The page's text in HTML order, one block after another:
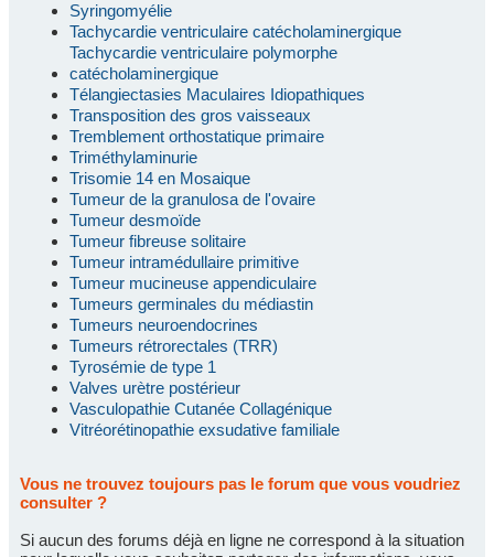
Syringomyélie
Tachycardie ventriculaire catécholaminergique
Tachycardie ventriculaire polymorphe
catécholaminergique
Télangiectasies Maculaires Idiopathiques
Transposition des gros vaisseaux
Tremblement orthostatique primaire
Triméthylaminurie
Trisomie 14 en Mosaique
Tumeur de la granulosa de l'ovaire
Tumeur desmoïde
Tumeur fibreuse solitaire
Tumeur intramédullaire primitive
Tumeur mucineuse appendiculaire
Tumeurs germinales du médiastin
Tumeurs neuroendocrines
Tumeurs rétrorectales (TRR)
Tyrosémie de type 1
Valves urètre postérieur
Vasculopathie Cutanée Collagénique
Vitréorétinopathie exsudative familiale
Vous ne trouvez toujours pas le forum que vous voudriez
consulter ?
Si aucun des forums déjà en ligne ne correspond à la situation